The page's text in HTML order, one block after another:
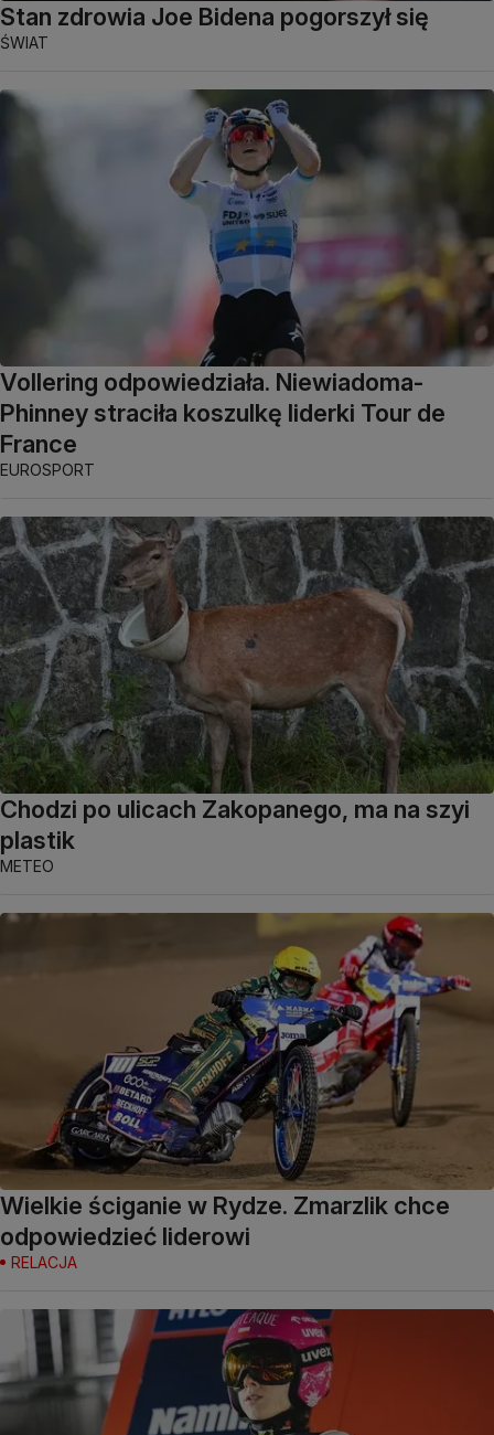
Stan zdrowia Joe Bidena pogorszył się
ŚWIAT
Vollering odpowiedziała. Niewiadoma-
Phinney straciła koszulkę liderki Tour de
France
EUROSPORT
Chodzi po ulicach Zakopanego, ma na szyi
plastik
METEO
Wielkie ściganie w Rydze. Zmarzlik chce
odpowiedzieć liderowi
RELACJA